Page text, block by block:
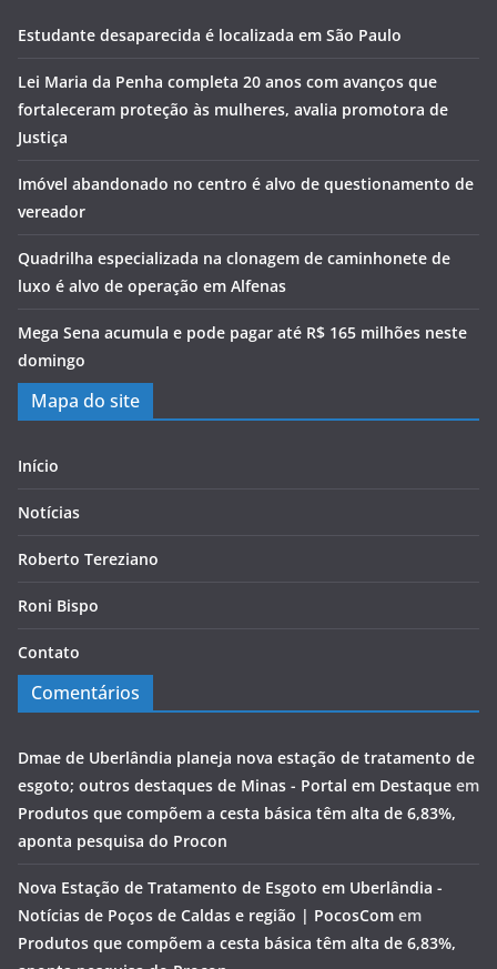
Estudante desaparecida é localizada em São Paulo
Lei Maria da Penha completa 20 anos com avanços que
fortaleceram proteção às mulheres, avalia promotora de
Justiça
Imóvel abandonado no centro é alvo de questionamento de
vereador
Quadrilha especializada na clonagem de caminhonete de
luxo é alvo de operação em Alfenas
Mega Sena acumula e pode pagar até R$ 165 milhões neste
domingo
Mapa do site
Início
Notícias
Roberto Tereziano
Roni Bispo
Contato
Comentários
Dmae de Uberlândia planeja nova estação de tratamento de
esgoto; outros destaques de Minas - Portal em Destaque em
Produtos que compõem a cesta básica têm alta de 6,83%,
aponta pesquisa do Procon
Nova Estação de Tratamento de Esgoto em Uberlândia -
Notícias de Poços de Caldas e região | PocosCom em
Produtos que compõem a cesta básica têm alta de 6,83%,